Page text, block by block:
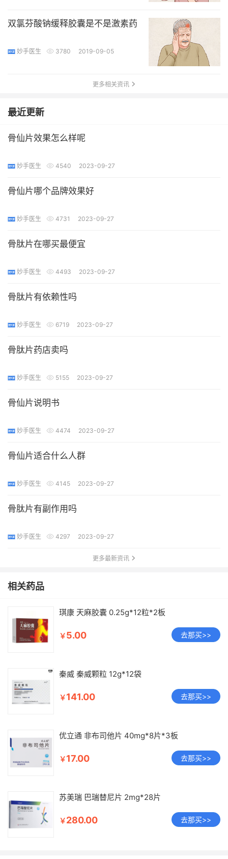
双氯芬酸钠缓释胶囊是不是激素药
妙手医生 3780 2019-09-05
更多相关资讯
最近更新
骨仙片效果怎么样呢
妙手医生 4540 2023-09-27
骨仙片哪个品牌效果好
妙手医生 4731 2023-09-27
骨肽片在哪买最便宜
妙手医生 4493 2023-09-27
骨肽片有依赖性吗
妙手医生 6719 2023-09-27
骨肽片药店卖吗
妙手医生 5155 2023-09-27
骨仙片说明书
妙手医生 4474 2023-09-27
骨仙片适合什么人群
妙手医生 4145 2023-09-27
骨肽片有副作用吗
妙手医生 4297 2023-09-27
更多最新资讯
相关药品
琪康 天麻胶囊 0.25g*12粒*2板
￥5.00 去那买>>
秦威 秦威颗粒 12g*12袋
￥141.00 去那买>>
优立通 非布司他片 40mg*8片*3板
￥17.00 去那买>>
苏美瑞 巴瑞替尼片 2mg*28片
￥280.00 去那买>>